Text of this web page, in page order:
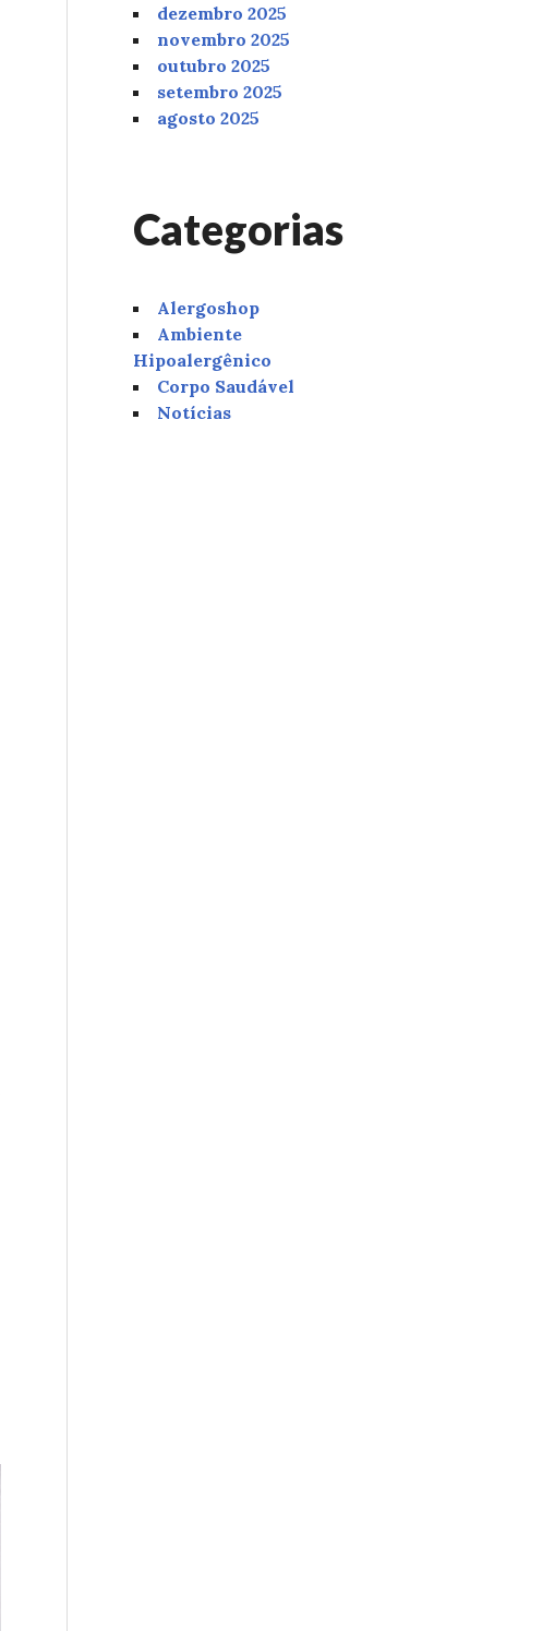
dezembro 2025
novembro 2025
outubro 2025
setembro 2025
agosto 2025
Categorias
Alergoshop
Ambiente
Hipoalergênico
Corpo Saudável
Notícias